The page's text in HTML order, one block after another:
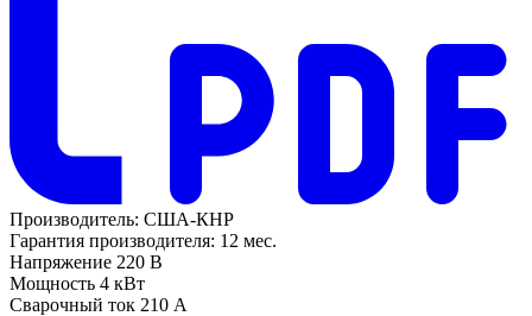
Производитель: США-КНР
Гарантия производителя: 12 мес.
Напряжение 220 В
Мощность 4 кВт
Сварочный ток 210 А